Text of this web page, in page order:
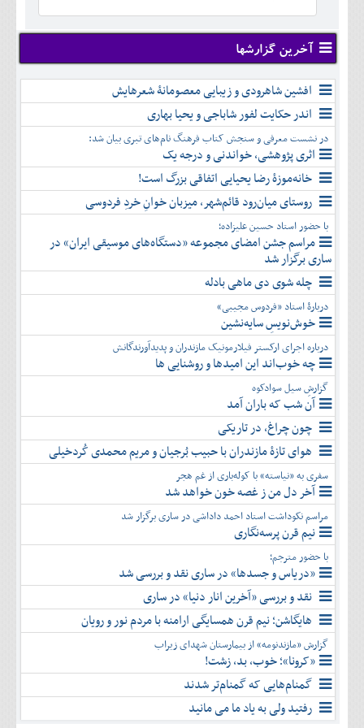
دی
بهمن
اسفند
آبان
آذر
دی
بهمن
اسفند
شهريور
مهر
آبان
آذر
دی
بهمن
اسفند
تير
مرداد
شهريور
مهر
آبان
آذر
دی
بهمن
اسفند
آخرین گزارشها
افشین شاهرودی و زیبایی معصومانۀ شعرهایش
اندر حکایت لفور شاباجی و یحیا بهاری
در نشست معرفی و سنجش کتاب فرهنگ نام‌های تبری بیان شد:
اثری پژوهشی، خواندنی و درجه یک
خانه‌موزۀ رضا یحیایی اتفاقی بزرگ است!
روستای میان‌رود قائم‌شهر، میزبان خوانِ خردِ فردوسی
با حضور استاد حسین علیزاده؛
مراسم جشن امضای مجموعه «دستگاه‌های موسیقی ایران» در
ساری برگزار شد
چله شوی دی ماهی بادله
دربارۀ استاد «فردوس مجیبی»
خوش‌نویسِ سایه‌نشین
درباره اجرای ارکستر فیلارمونیک مازندران و پدیدآورندگانش
چه خوب‌اند این امیدها و روشنایی ها
گزارشِ سیل سوادکوه
آن شب که باران آمد
چون چراغ، در تاریکی
هوای تازۀ مازندران با حبیب بُرجیان و مریم محمدی کُردخیلی
سفری به «نیاسته» با کوله‌باری از غم هجر
آخر دل من ز غصه خون خواهد شد
مراسم نکوداشت استاد احمد داداشی در ساری برگزار شد
نیم قرن پرسه‌نگاری
با حضور مترجم؛
«دریاس و جسدها» در ساری نقد و بررسی شد
نقد و بررسی «آخرین انار دنیا» در ساری
هایگاشن؛ نیم قرن همسایگی ارامنه با مردم نور و رویان
گزارش «مازندنومه» از بیمارستان شهدای زیراب
«کرونا»؛ خوب، بد، زشت!
گمنام‌هایی که گمنام‌تر شدند
رفتید ولی به یاد ما می مانید